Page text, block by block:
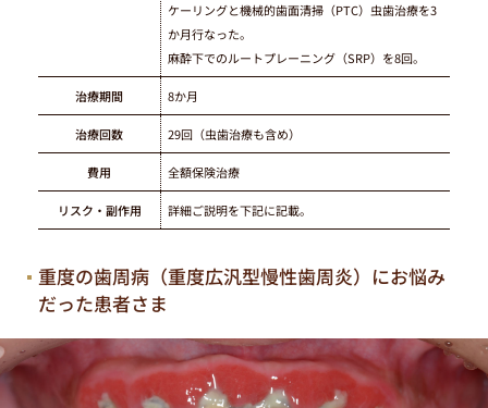
ケーリングと機械的歯面清掃（PTC）虫歯治療を3
か月行なった。
麻酔下でのルートプレーニング（SRP）を8回。
治療期間 8か月
治療回数 29回（虫歯治療も含め）
費用 全額保険治療
リスク・副作用 詳細ご説明を下記に記載。
重度の歯周病（重度広汎型慢性歯周炎）にお悩み
だった患者さま